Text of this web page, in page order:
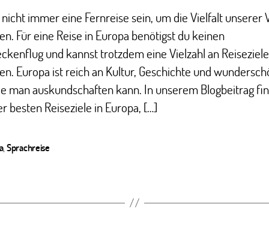
nicht immer eine Fernreise sein, um die Vielfalt unserer
Für eine Reise in Europa benötigst du keinen
und kannst trotzdem eine Vielzahl an
Europa ist reich an Kultur, Geschichte und
man auskundschaften kann. In unserem Blogbeitrag
besten Reiseziele in Europa, […]
, Sprachreise